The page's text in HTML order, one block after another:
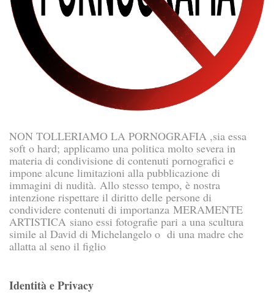
NON TOLLERIAMO LA PORNOGRAFIA ,sia essa
soft o hard; applicamo una politica molto severa in
materia di condivisione di contenuti pornografici e
impone alcune limitazioni alla pubblicazione di
immagini di nudità. Allo stesso tempo, è nostra
intenzione rispettare il diritto delle persone di
condividere contenuti di importanza MERAMENTE
ARTISTICA siano essi fotografie pari a una scultura
simile al David di Michelangelo o di una madre che
allatta al seno il figlio
Identità e Privacy